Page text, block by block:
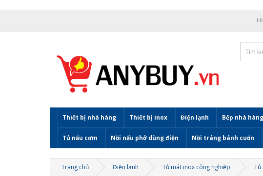
Thiết bị nhà hàng Thiết bị inox Điện lạnh Bếp nhà hàng
Tủ nấu cơm Nồi nấu phở dùng điện Nồi tráng bánh cuốn
Trang chủ Điện lạnh Tủ mát inox công nghiệp Tủ